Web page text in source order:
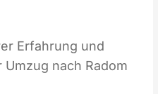
Erfahrung und
nach Radom